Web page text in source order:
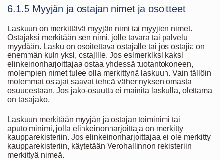
6.1.5 Myyjän ja ostajan nimet ja osoitteet
Laskuun on merkittävä myyjän nimi tai myyjien nimet.
Ostajaksi merkitään sen nimi, jolle tavara tai palvelu
myydään. Lasku on osoitettava ostajalle tai jos ostajia on
enemmän kuin yksi, ostajille. Jos esimerkiksi kaksi
elinkeinonharjoittajaa ostaa yhdessä tuotantokoneen,
molempien nimet tulee olla merkittynä laskuun. Vain tällöin
molemmat ostajat saavat tehdä vähennyksen omasta
osuudestaan. Jos jako-osuutta ei mainita laskulla, olettama
on tasajako.
Laskuun merkitään myyjän ja ostajan toiminimi tai
aputoiminimi, jolla elinkeinonharjoittaja on merkitty
kaupparekisteriin. Jos elinkeinonharjoittajaa ei ole merkitty
kaupparekisteriin, käytetään Verohallinnon rekisteriin
merkittyä nimeä.